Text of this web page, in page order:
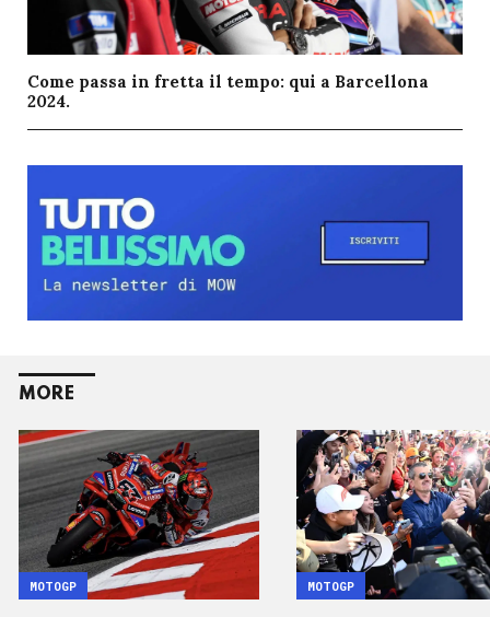
Come passa in fretta il tempo: qui a Barcellona
2024.
MORE
MOTOGP MOTOGP